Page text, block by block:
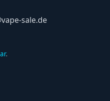
sale.de
.